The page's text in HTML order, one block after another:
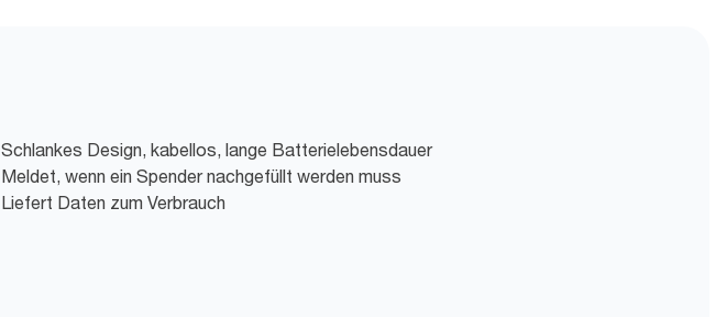
Schlankes Design, kabellos, lange Batterielebensdauer
Meldet, wenn ein Spender nachgefüllt werden muss
Liefert Daten zum Verbrauch